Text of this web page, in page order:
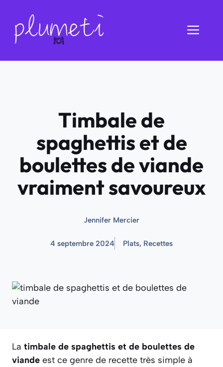
contenu
Timbale de
spaghettis et de
boulettes de viande
vraiment savoureux
Jennifer Mercier
4 septembre 2024 Plats, Recettes
La timbale de spaghettis et de boulettes de
viande est ce genre de recette très simple à